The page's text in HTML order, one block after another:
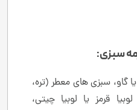
سبزی:
سبزی‌ های معطر (تره،
قرمز یا لوبیا چیتی،